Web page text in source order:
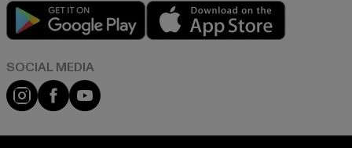
Play market
Instagram
FacebookYouTube